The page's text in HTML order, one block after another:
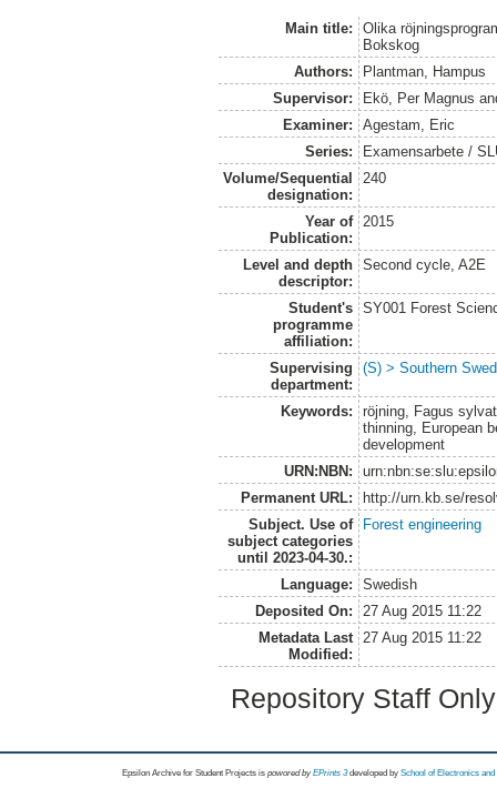
Main title:
Olika
Bokskog
Authors:
Plantman, Hampus
Supervisor:
Ekö, Per Magnus
Examiner:
Agestam, Eric
Series:
Examensarbete /
Volume/Sequential
designation:
240
Year of
Publication:
2015
Level and depth
descriptor:
Second cycle, A2E
Student's
programme
affiliation:
SY001 Forest
Supervising
department:
(S) > Southern
Keywords:
röjning, Fagus
thinning, European
development
URN:NBN:
Permanent URL:
http://urn.kb.se/
Subject. Use of
subject categories
until 2023-04-30.:
Forest engineering
Language:
Swedish
Deposited On:
27 Aug 2015 11:22
Metadata Last
Modified:
27 Aug 2015 11:22
Repository Staff
Epsilon Archive for Student Projects is powored byEPrints 3 developed by School of Electronics